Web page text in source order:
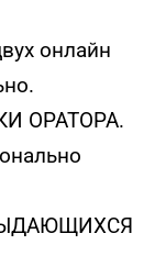
онлайн
ОРАТОРА.